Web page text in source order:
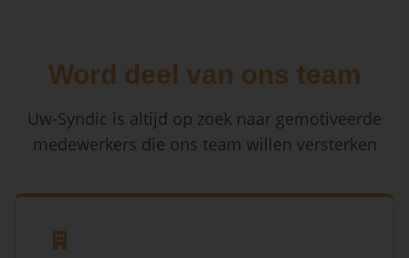
Word deel van ons team
Uw-Syndic is altijd op zoek naar gemotiveerde
medewerkers die ons team willen versterken